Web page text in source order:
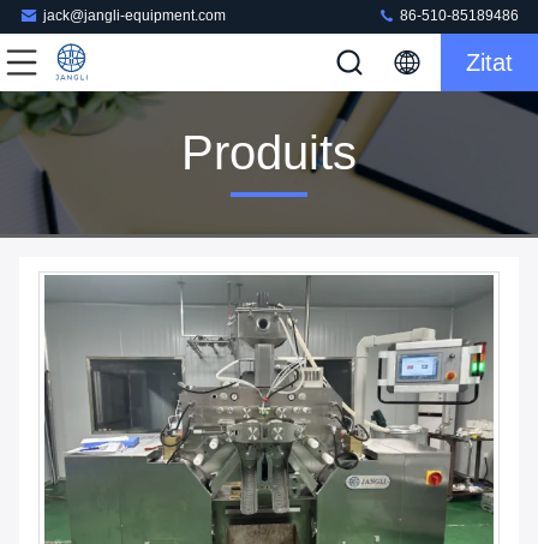
jack@jangli-equipment.com 86-510-85189486
Zitat
Produits